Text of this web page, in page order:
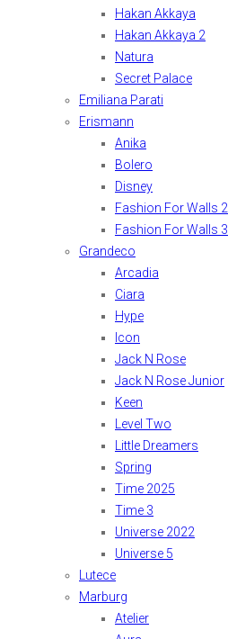
Hakan Akkaya
Hakan Akkaya 2
Natura
Secret Palace
Emiliana Parati
Erismann
Anika
Bolero
Disney
Fashion For Walls 2
Fashion For Walls 3
Grandeco
Arcadia
Ciara
Hype
Icon
Jack N Rose
Jack N Rose Junior
Keen
Level Two
Little Dreamers
Spring
Time 2025
Time 3
Universe 2022
Universe 5
Lutece
Marburg
Atelier